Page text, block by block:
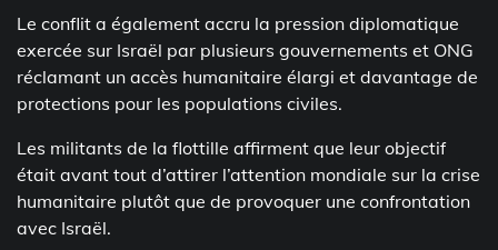
Le conflit a également accru la pression diplomatique
exercée sur Israël par plusieurs gouvernements et ONG
réclamant un accès humanitaire élargi et davantage de
protections pour les populations civiles.
Les militants de la flottille affirment que leur objectif
était avant tout d’attirer l’attention mondiale sur la crise
humanitaire plutôt que de provoquer une confrontation
avec Israël.